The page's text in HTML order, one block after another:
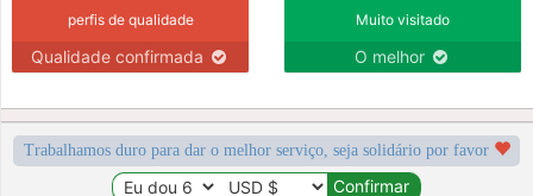
perfis de qualidade
Qualidade confirmada
Muito visitado
O melhor
Trabalhamos duro para dar o melhor serviço, seja solidário por favor